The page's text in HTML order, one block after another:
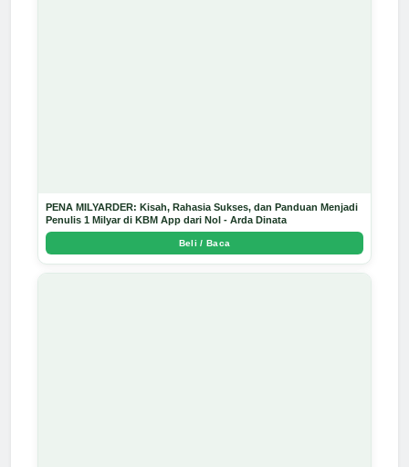
PENA MILYARDER: Kisah, Rahasia Sukses, dan Panduan Menjadi
Penulis 1 Milyar di KBM App dari Nol - Arda Dinata
Beli / Baca